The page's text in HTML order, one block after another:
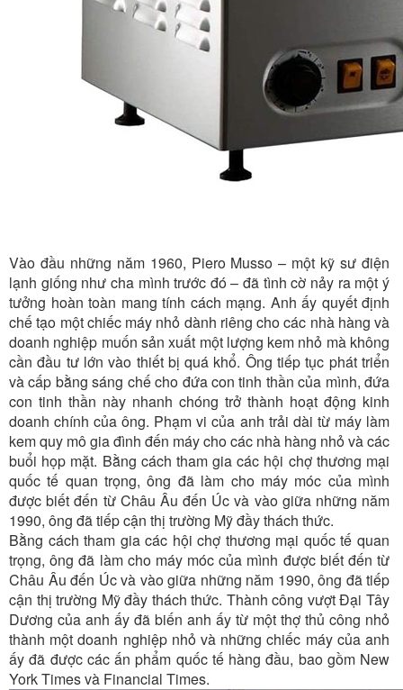
Vào đầu những năm 1960, Piero Musso – một kỹ sư điện
lạnh giống như cha mình trước đó – đã tình cờ nảy ra một ý
tưởng hoàn toàn mang tính cách mạng. Anh ấy quyết định
chế tạo một chiếc máy nhỏ dành riêng cho các nhà hàng và
doanh nghiệp muốn sản xuất một lượng kem nhỏ mà không
cần đầu tư lớn vào thiết bị quá khổ. Ông tiếp tục phát triển
và cấp bằng sáng chế cho đứa con tinh thần của mình, đứa
con tinh thần này nhanh chóng trở thành hoạt động kinh
doanh chính của ông. Phạm vi của anh trải dài từ máy làm
kem quy mô gia đình đến máy cho các nhà hàng nhỏ và các
buổi họp mặt. Bằng cách tham gia các hội chợ thương mại
quốc tế quan trọng, ông đã làm cho máy móc của mình
được biết đến từ Châu Âu đến Úc và vào giữa những năm
1990, ông đã tiếp cận thị trường Mỹ đầy thách thức.
Bằng cách tham gia các hội chợ thương mại quốc tế quan
trọng, ông đã làm cho máy móc của mình được biết đến từ
Châu Âu đến Úc và vào giữa những năm 1990, ông đã tiếp
cận thị trường Mỹ đầy thách thức. Thành công vượt Đại Tây
Dương của anh ấy đã biến anh ấy từ một thợ thủ công nhỏ
thành một doanh nghiệp nhỏ và những chiếc máy của anh
ấy đã được các ấn phẩm quốc tế hàng đầu, bao gồm New
York Times và Financial Times.